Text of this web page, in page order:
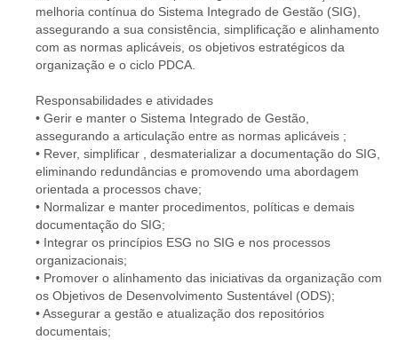
melhoria contínua do Sistema Integrado de Gestão (SIG),
assegurando a sua consistência, simplificação e alinhamento
com as normas aplicáveis, os objetivos estratégicos da
organização e o ciclo PDCA.
Responsabilidades e atividades
• Gerir e manter o Sistema Integrado de Gestão,
assegurando a articulação entre as normas aplicáveis ;
• Rever, simplificar , desmaterializar a documentação do SIG,
eliminando redundâncias e promovendo uma abordagem
orientada a processos chave;
• Normalizar e manter procedimentos, políticas e demais
documentação do SIG;
• Integrar os princípios ESG no SIG e nos processos
organizacionais;
• Promover o alinhamento das iniciativas da organização com
os Objetivos de Desenvolvimento Sustentável (ODS);
• Assegurar a gestão e atualização dos repositórios
documentais;